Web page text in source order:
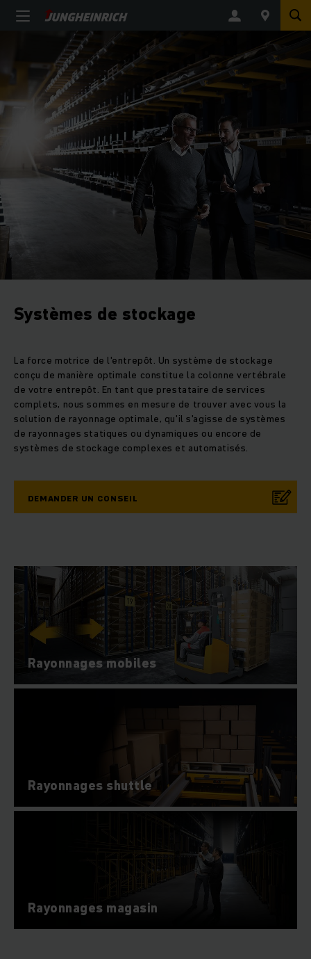
Systèmes de stockage
La force motrice de l'entrepôt. Un système de stockage
conçu de manière optimale constitue la colonne vertébrale
de votre entrepôt. En tant que prestataire de services
complets, nous sommes en mesure de trouver avec vous la
solution de rayonnage optimale, qu'il s'agisse de systèmes
de rayonnages statiques ou dynamiques ou encore de
systèmes de stockage complexes et automatisés.
DEMANDER UN CONSEIL
Rayonnages mobiles
Rayonnages shuttle
Rayonnages magasin